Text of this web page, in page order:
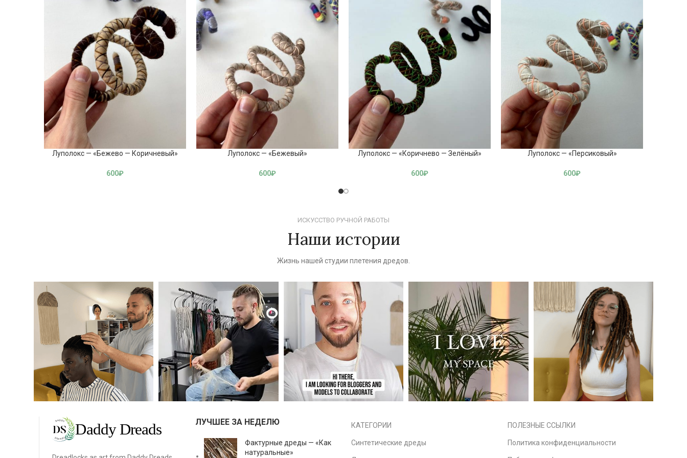
Луполокс — «Бежево — Коричневый»
600₽
Луполокс — «Бежевый»
600₽
Луполокс — «Коричнево — Зелёный»
600₽
Луполокс — «Персиковый»
600₽
ИСКУССТВО РУЧНОЙ РАБОТЫ
Наши истории
Жизнь нашей студии плетения дредов.
ЛУЧШЕЕ ЗА НЕДЕЛЮ
Фактурные дреды — «Как
натуральные»
КАТЕГОРИИ
Синтетические дреды
ПОЛЕЗНЫЕ ССЫЛКИ
Политика конфиденциальности